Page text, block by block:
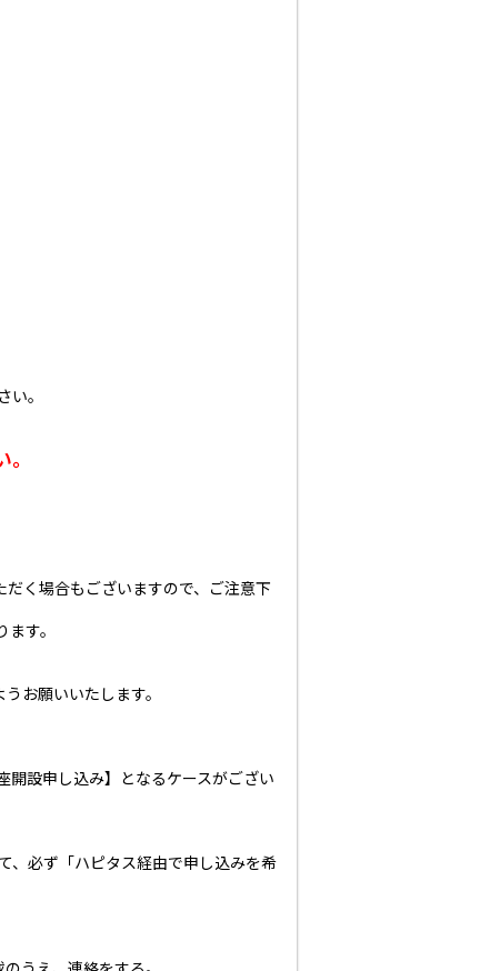
い。
く場合もございますので、ご注意下
ます。
お願いいたします。
設申し込み】となるケースがござい
、必ず「ハピタス経由で申し込みを希